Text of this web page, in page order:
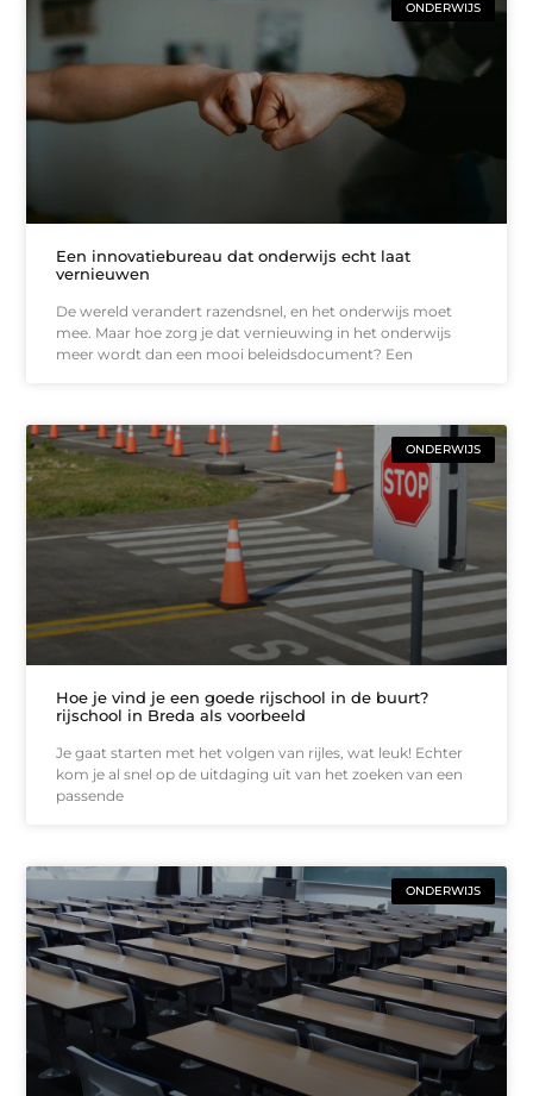
ONDERWIJS
Een innovatiebureau dat onderwijs echt laat
vernieuwen
De wereld verandert razendsnel, en het onderwijs moet
mee. Maar hoe zorg je dat vernieuwing in het onderwijs
meer wordt dan een mooi beleidsdocument? Een
ONDERWIJS
Hoe je vind je een goede rijschool in de buurt?
rijschool in Breda als voorbeeld
Je gaat starten met het volgen van rijles, wat leuk! Echter
kom je al snel op de uitdaging uit van het zoeken van een
passende
ONDERWIJS